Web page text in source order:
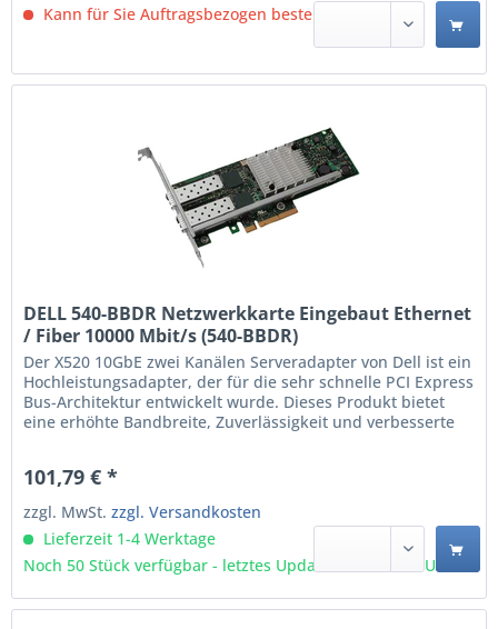
Kann für Sie Auftragsbezogen bestellt werden.
DELL 540-BBDR Netzwerkkarte Eingebaut Ethernet
/ Fiber 10000 Mbit/s (540-BBDR)
Der X520 10GbE zwei Kanälen Serveradapter von Dell ist ein
Hochleistungsadapter, der für die sehr schnelle PCI Express
Bus-Architektur entwickelt wurde. Dieses Produkt bietet
eine erhöhte Bandbreite, Zuverlässigkeit und verbesserte
Bus-Sharing - für...
101,79 € *
zzgl. MwSt.zzgl. Versandkosten
Lieferzeit 1-4 Werktage
Noch 50 Stück verfügbar - letztes Update 09.08 - 3:03 Uhr